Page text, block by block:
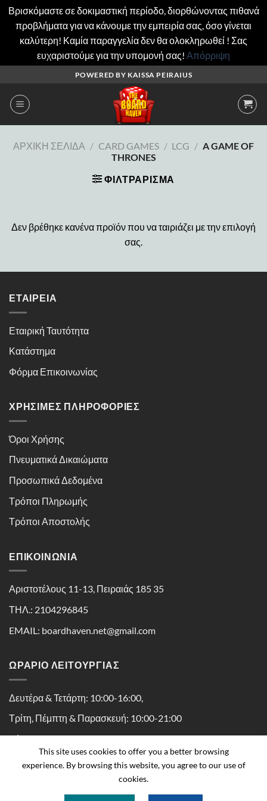
Βρισκόμαστε σε δοκιμαστική περίοδο, διορθώνοντας πιθανά
προβλήματα για να κάνουμε την εμπειρία σας, όσο γίνεται
καλύτερη! Καμία παραγγελία δεν θα ολοκληρωθεί ! Σας
ευχαριστούμε για την υπομονή σας! Απόρριψη
περιεχόμενο
POWERED BY KAISSA PEIRAIUS
ΑΡΧΙΚΉ ΣΕΛΊΔΑ / CARD GAMES / LCG / A GAME OF
THRONES
ΦΙΛΤΡΆΡΙΣΜΑ
Δεν βρέθηκε κανένα προϊόν που να ταιριάζει με την επιλογή
σας.
ΕΤΑΙΡΕΊΑ
Εταιρική Ταυτότητα
Κατάστημα
Φόρμα Επικοινωνίας
ΧΡΉΣΙΜΕΣ ΠΛΗΡΟΦΟΡΊΕΣ
Όροι Χρήσης
Πνευματικά Δικαιώματα
Προσωπικά Δεδομένα
Τρόποι Πληρωμής
Τρόποι Αποστολής
ΕΠΙΚΟΙΝΩΝΊΑ
Αριστοτέλους 11-13, Πειραιάς 185 35
ΤΗΛ.: 2104296845
EMAIL: boardhaven.net@gmail.com
ΩΡΑΡΙΟ ΛΕΙΤΟΥΡΓΙΑΣ
Δευτέρα & Τετάρτη: 10:00-16:00,
Τρίτη, Πέμπτη & Παρασκευή: 10:00-21:00
Σάββατο: 10:00-16:30
This site uses cookies to offer you a better browsing
experience. By browsing this website, you agree to our use of
cookies.